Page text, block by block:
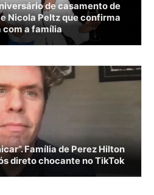
de casamento de
Nicola Peltz que confirma
com a família
Família de Perez Hilton
direto chocante no TikTok